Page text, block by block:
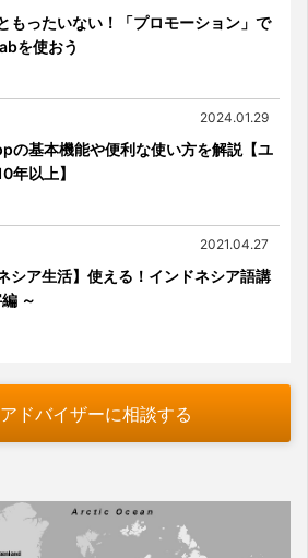
もったいない！「プロモーション」で
を使おう
2024.01.29
の基本機能や便利な使い方を解説【ユ
年以上】
2021.04.27
シア生活】使える！インドネシア語講
～
ドバイザーに相談する